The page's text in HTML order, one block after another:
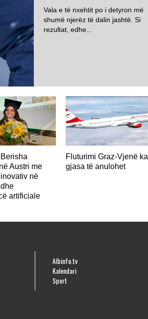
Vala e të nxehtit po i detyron më
shumë njerëz të dalin jashtë. Si
rezultat, edhe...
Austri me
në
artificiale
Fluturimi Graz-Vjenë ka
gjasa të anulohet
Albinfo.tv
Kalendari
Sport